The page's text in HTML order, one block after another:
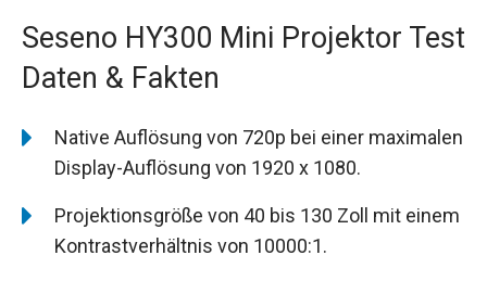
Seseno HY300 Mini Projektor Test
Daten & Fakten
Native Auflösung von 720p bei einer maximalen
Display-Auflösung von 1920 x 1080.
Projektionsgröße von 40 bis 130 Zoll mit einem
Kontrastverhältnis von 10000:1.